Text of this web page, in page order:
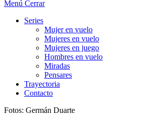
Menú Cerrar
Series
Mujer en vuelo
Mujeres en vuelo
Mujeres en juego
Hombres en vuelo
Miradas
Pensares
Trayectoria
Contacto
Fotos: Germán Duarte